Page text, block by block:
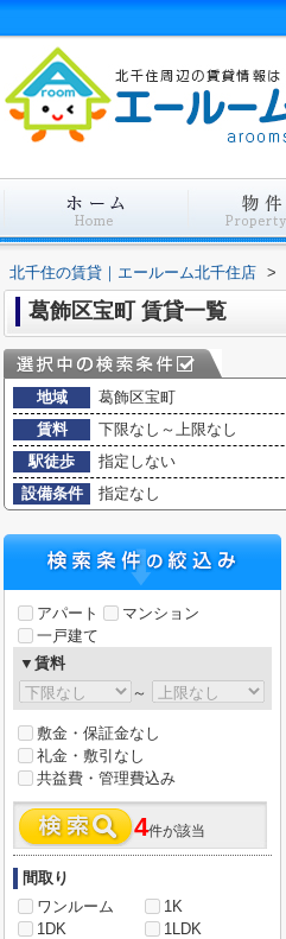
北千住の賃貸｜エールーム北千住店 >
葛飾区宝町 賃貸一覧
地域
葛飾区宝町
賃料
下限なし～上限なし
駅徒歩
指定しない
設備条件
指定なし
アパート
マンション
一戸建て
▼賃料
～
敷金・保証金なし
礼金・敷引なし
共益費・管理費込み
4件が該当
間取り
ワンルーム
1K
1DK
1LDK